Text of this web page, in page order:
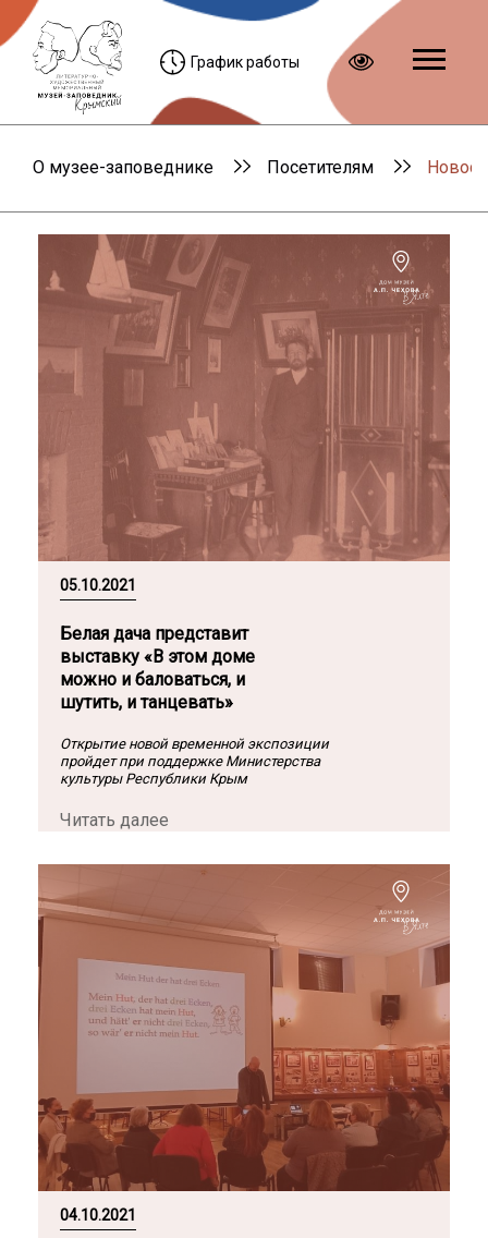
График работы
О музее-заповеднике Посетителям
05.10.2021
Белая дача представит
выставку «В этом доме
можно и баловаться, и
шутить, и танцевать»
Открытие новой временной экспозиции
пройдет при поддержке Министерства
культуры Республики Крым
Читать далее
04.10.2021